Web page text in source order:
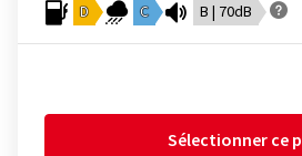
D C B | 70dB
Sélectionner ce